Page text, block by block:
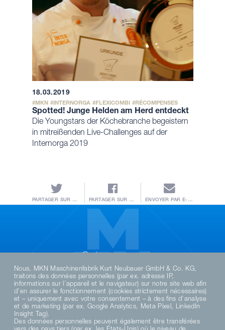
18.03.2019
MKN INTERNORGA FLEXICOMBI RÉCOMPENSES
Spotted! Junge Helden am Herd entdeckt
Die Youngstars der Köchebranche begeistern
in mitreißenden Live-Challenges auf der
Internorga 2019
PARTAGER SUR TWITTER PARTAGER SUR FACEBOOK ENVOYER PAR E-MAIL
Suivez-nous
Nous, MKN Maschinenfabrik Kurt Neubauer GmbH & Co. KG,
traitons des données personnelles (par ex. adresse IP,
informations sur l’appareil et le navigateur) sur notre site web afin
d’en assurer le fonctionnement (cookies strictement nécessaires)
et – uniquement avec votre consentement – à des fins d’analyse
et de marketing (par ex. Google Analytics, Meta Pixel, LinkedIn
Insight Tag).
Des données personnelles peuvent également être transférées